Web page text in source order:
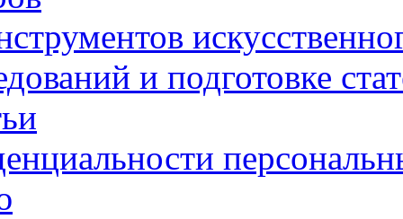
и подготовке